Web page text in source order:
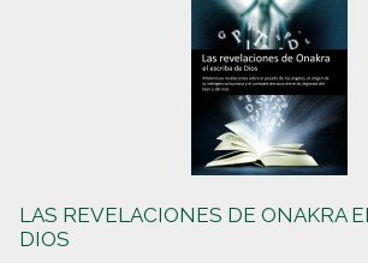
LAS REVELACIONES DE ONAKRA
DIOS